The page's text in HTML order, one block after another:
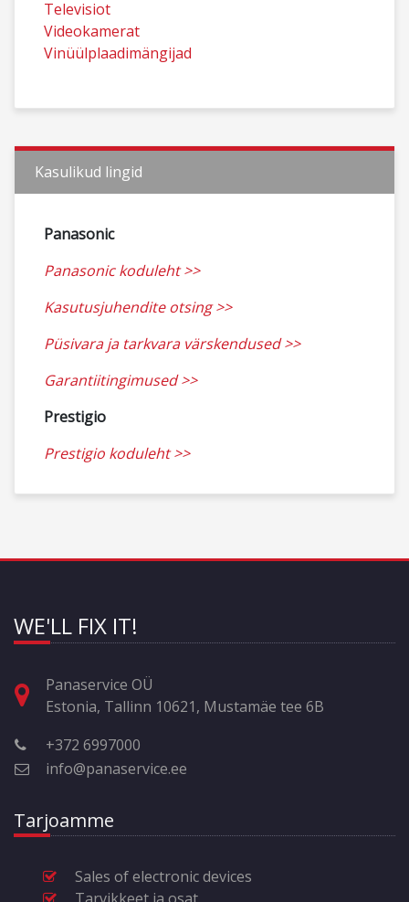
Televisiot
Videokamerat
Vinüülplaadimängijad
Kasulikud lingid
Panasonic
Panasonic koduleht >>
Kasutusjuhendite otsing >>
Püsivara ja tarkvara värskendused >>
Garantiitingimused >>
Prestigio
Prestigio koduleht >>
WE'LL FIX IT!
Panaservice OÜ
Estonia, Tallinn 10621, Mustamäe tee 6B
+372 6997000
info@panaservice.ee
Tarjoamme
Sales of electronic devices